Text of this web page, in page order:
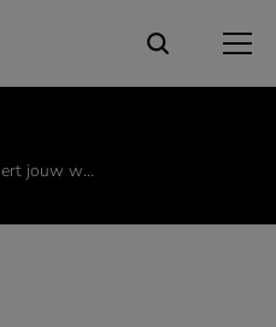
de werkplaats verandert. verandert jouw werkgeverschap mee?